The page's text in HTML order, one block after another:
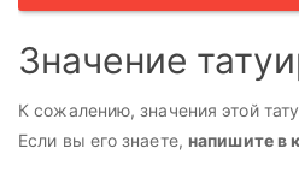
Значение
К сожалению, значения этой
Если вы его знаете, напишите в